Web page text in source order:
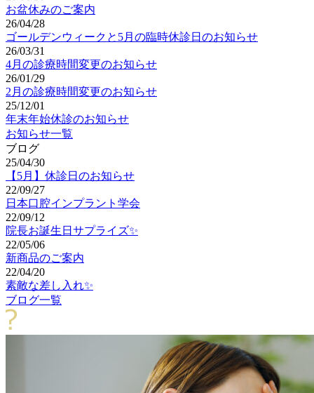
お盆休みのご案内
26/04/28
ゴールデンウィークと5月の臨時休診日のお知らせ
26/03/31
4月の診療時間変更のお知らせ
26/01/29
2月の診療時間変更のお知らせ
25/12/01
年末年始休診のお知らせ
お知らせ一覧
ブログ
25/04/30
【5月】休診日のお知らせ
22/09/27
日本口腔インプラント学会
22/09/12
院長お誕生日サプライズ✨
22/05/06
新商品のご案内
22/04/20
素敵な差し入れ✨
ブログ一覧